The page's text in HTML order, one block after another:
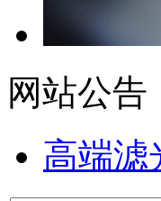
网站公告
高端滤